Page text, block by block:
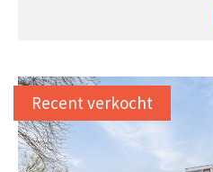
Recent verkocht